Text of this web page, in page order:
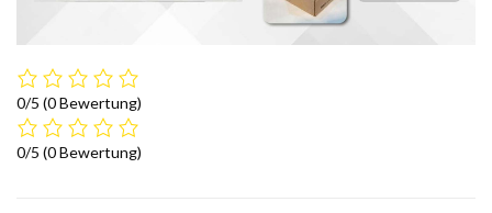
0/5 (0 Bewertung)
0/5 (0 Bewertung)